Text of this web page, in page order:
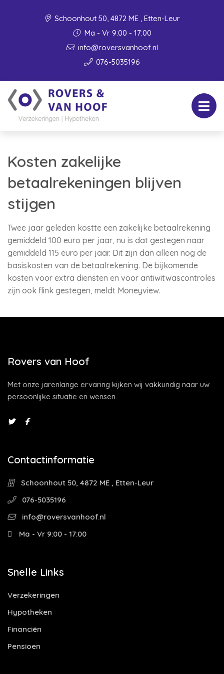
Schoonhout 50, 4872 ME , Etten-Leur
Ma - Vr 9:00 - 17:00
info@roversvanhoof.nl
076-5035196
Kosten zakelijke
betaalrekeningen blijven
stijgen
Twee jaar geleden kostte een zakelijke betaalrekening
gemiddeld 100 euro per jaar, nu is dat gestegen naar
gemiddeld 115 euro per jaar. Dit zijn dan alleen nog de
basiskosten van de betaalrekening. De bijkomende
kosten voor extra diensten en voor antiwitwascontroles
zijn ook flink gestegen, meldt Moneyview.
Rovers van Hoof
Met onze jarenlange ervaring kijken wij vakkundig naar uw
persoonlijke situatie en wensen.
Contactinformatie
Schoonhout 50, 4872 ME , Etten-Leur
076-5035196
info@roversvanhoof.nl
Ma - Vr 9:00 - 17:00
Snelle Links
Verzekeringen
Hypotheken
Financiën
Pensioen